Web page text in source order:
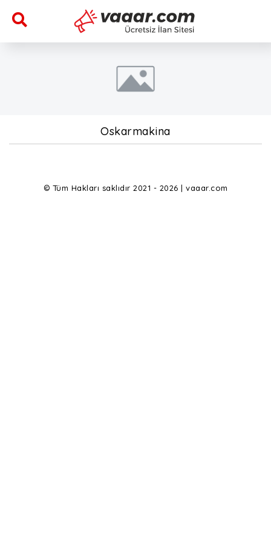
Oskarmakina
© Tüm Hakları saklıdır 2021 - 2026 | vaaar.com